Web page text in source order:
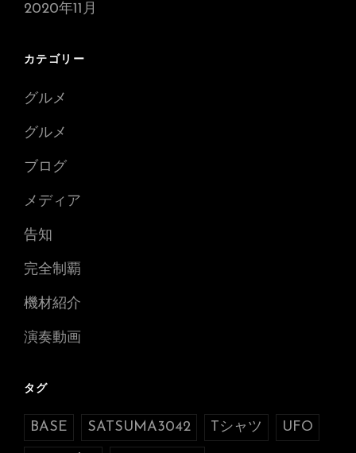
2020年11月
カテゴリー
グルメ
グルメ
ブログ
メディア
告知
完全制覇
機材紹介
演奏動画
タグ
BASE SATSUMA3042 Tシャツ UFO